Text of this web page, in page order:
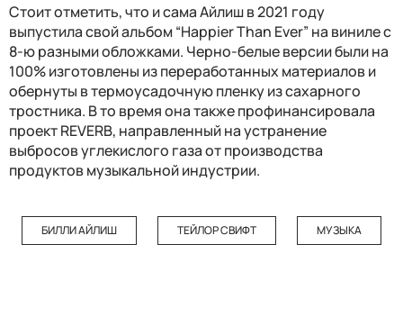
Стоит отметить, что и сама Айлиш в 2021 году
выпустила свой альбом “Happier Than Ever” на виниле с
8-ю разными обложками. Черно-белые версии были на
100% изготовлены из переработанных материалов и
обернуты в термоусадочную пленку из сахарного
тростника. В то время она также профинансировала
проект REVERB, направленный на устранение
выбросов углекислого газа от производства
продуктов музыкальной индустрии.
БИЛЛИ АЙЛИШ ТЕЙЛОР СВИФТ МУЗЫКА